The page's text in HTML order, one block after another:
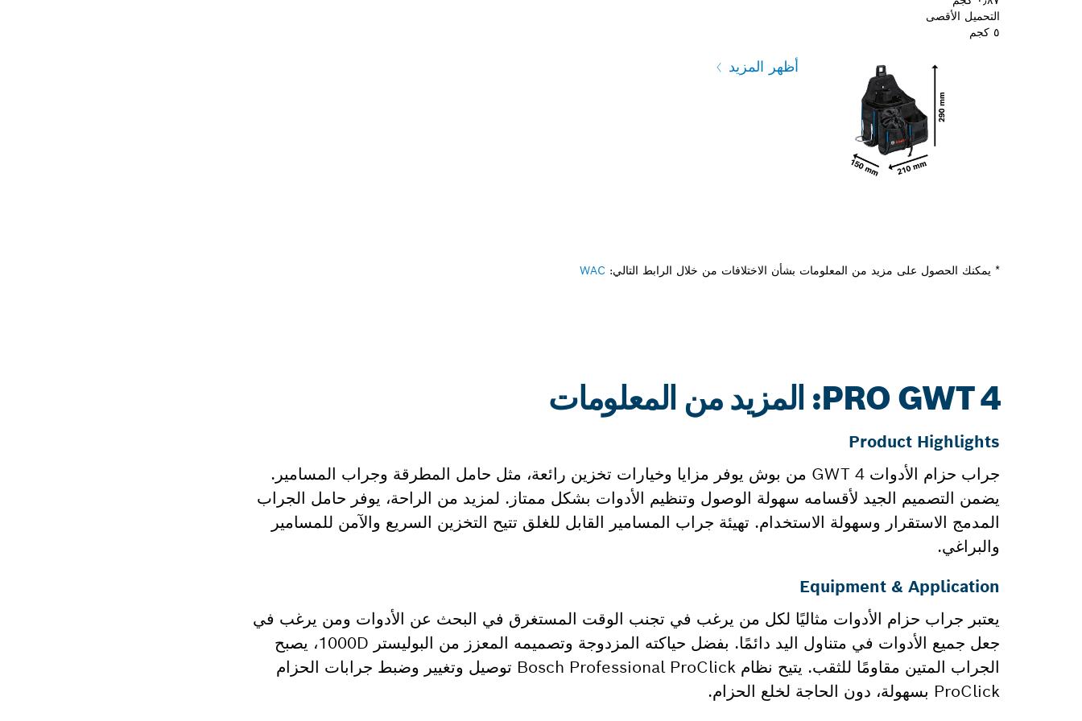
التحميل الأقصى
٥ كجم
أظهر المزيد
* يمكنك الحصول على مزيد من المعلومات بشأن الاختلافات من خلال الرابط التالي: WAC
PRO GWT 4: المزيد من المعلومات
Product Highlights
جراب حزام الأدوات GWT 4 من بوش يوفر مزايا وخيارات تخزين رائعة، مثل حامل المطرقة وجراب المسامير.
يضمن التصميم الجيد لأقسامه سهولة الوصول وتنظيم الأدوات بشكل ممتاز. لمزيد من الراحة، يوفر حامل الجراب
المدمج الاستقرار وسهولة الاستخدام. تهيئة جراب المسامير القابل للغلق تتيح التخزين السريع والآمن للمسامير
والبراغي.
Equipment & Application
يعتبر جراب حزام الأدوات مثاليًا لكل من يرغب في تجنب الوقت المستغرق في البحث عن الأدوات ومن يرغب في
جعل جميع الأدوات في متناول اليد دائمًا. بفضل حياكته المزدوجة وتصميمه المعزز من البوليستر 1000D، يصبح
الجراب المتين مقاومًا للثقب. يتيح نظام Bosch Professional ProClick توصيل وتغيير وضبط جرابات الحزام
ProClick بسهولة، دون الحاجة لخلع الحزام.